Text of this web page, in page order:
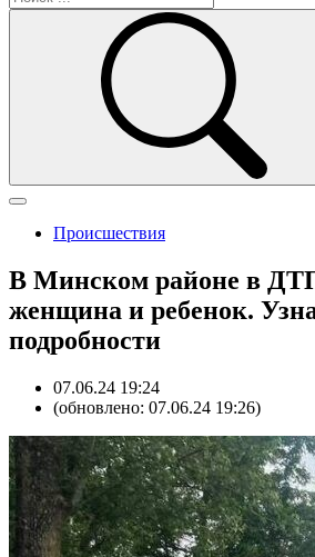
Происшествия
В Минском районе в
женщина и ребенок.
подробности
07.06.24 19:24
(обновлено: 07.06.24 19:26)